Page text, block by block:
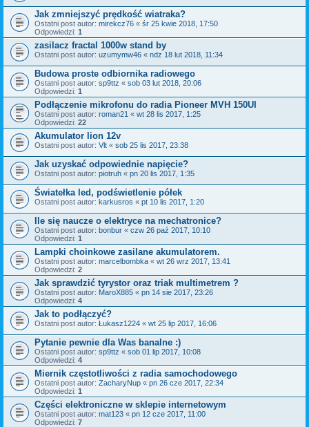
Jak zmniejszyć prędkość wiatraka?
Ostatni post autor: mirekcz76 « śr 25 kwie 2018, 17:50
Odpowiedzi: 1
zasilacz fractal 1000w stand by
Ostatni post autor: uzumymw46 « ndz 18 lut 2018, 11:34
Budowa proste odbiornika radiowego
Ostatni post autor: sp9ttz « sob 03 lut 2018, 20:06
Odpowiedzi: 1
Podłączenie mikrofonu do radia Pioneer MVH 150UI
Ostatni post autor: roman21 « wt 28 lis 2017, 1:25
Odpowiedzi: 22
Akumulator lion 12v
Ostatni post autor: Vlt « sob 25 lis 2017, 23:38
Jak uzyskać odpowiednie napięcie?
Ostatni post autor: piotruh « pn 20 lis 2017, 1:35
Światełka led, podświetlenie półek
Ostatni post autor: karkusros « pt 10 lis 2017, 1:20
Ile się naucze o elektryce na mechatronice?
Ostatni post autor: bonbur « czw 26 paź 2017, 10:10
Odpowiedzi: 1
Lampki choinkowe zasilane akumulatorem.
Ostatni post autor: marcelbombka « wt 26 wrz 2017, 13:41
Odpowiedzi: 2
Jak sprawdzić tyrystor oraz triak multimetrem ?
Ostatni post autor: MaroX885 « pn 14 sie 2017, 23:26
Odpowiedzi: 4
Jak to podłączyć?
Ostatni post autor: Łukasz1224 « wt 25 lip 2017, 16:06
Pytanie pewnie dla Was banalne :)
Ostatni post autor: sp9ttz « sob 01 lip 2017, 10:08
Odpowiedzi: 4
Miernik częstotliwości z radia samochodowego
Ostatni post autor: ZacharyNup « pn 26 cze 2017, 22:34
Odpowiedzi: 1
Części elektroniczne w sklepie internetowym
Ostatni post autor: mat123 « pn 12 cze 2017, 11:00
Odpowiedzi: 7